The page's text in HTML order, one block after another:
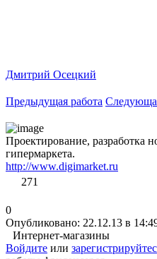
Дмитрий Осецкий
Предыдущая работа
Проектирование, разработка
гипермаркета.
http://www.digimarket.ru
271
0
Опубликовано: 22.12.13 в
Интернет-магазины
Войдите или